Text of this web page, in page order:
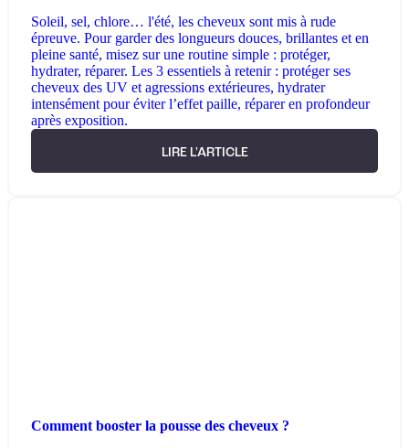
Soleil, sel, chlore… l'été, les cheveux sont mis à rude
épreuve. Pour garder des longueurs douces, brillantes et en
pleine santé, misez sur une routine simple : protéger,
hydrater, réparer. Les 3 essentiels à retenir : protéger ses
cheveux des UV et agressions extérieures, hydrater
intensément pour éviter l’effet paille, réparer en profondeur
après exposition.
LIRE L'ARTICLE
Comment booster la pousse des cheveux ?